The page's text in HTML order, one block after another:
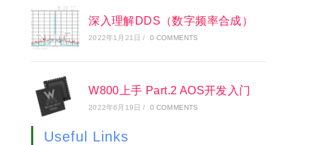
深入理解DDS（数字频率合成）
2022年1月21日 / 0 COMMENTS
W800上手 Part.2 AOS开发入门
2022年6月19日 / 0 COMMENTS
Useful Links